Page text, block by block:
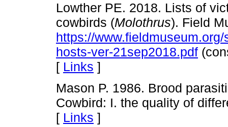
Lowther PE. 2018. Lists of
cowbirds (Molothrus). Field
https://
hosts-ver-21sep2018.pdf
[ Links ]
Mason P. 1986. Brood
Cowbird: I. the quality of
[ Links ]